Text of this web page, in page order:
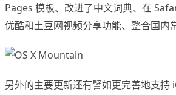
Pages 模板、改进了中文词典、在
优酷和土豆网视频分享功能、整合国内
另外的主要更新还有譬如更完善地支持